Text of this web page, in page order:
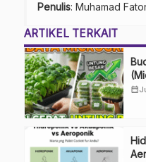
Penulis: Muhamad
ARTIKEL TERKAIT
calendar_month